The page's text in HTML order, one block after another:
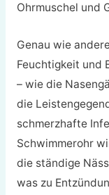
Ohrmuschel und
Genau wie
Feuchtigkeit und
– wie die
die
schmerzhafte
Schwimmerohr
die ständige
was zu